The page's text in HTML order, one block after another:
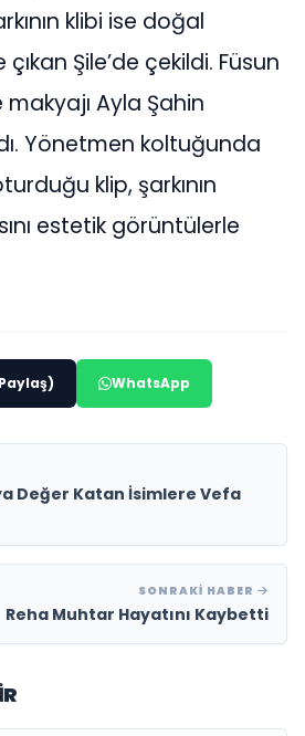
klibi ise doğal
Şile’de çekildi. Füsun
Ayla Şahin
Yönetmen koltuğunda
klip, şarkının
estetik görüntülerle
WhatsApp
Değer Katan İsimlere Vefa
SONRAKI HABER
Reha Muhtar Hayatını Kaybetti